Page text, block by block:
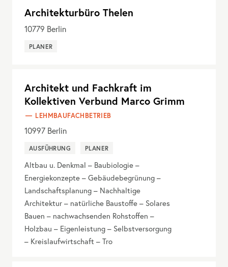
Architekturbüro Thelen
10779 Berlin
PLANER
Architekt und Fachkraft im
Kollektiven Verbund Marco Grimm
LEHMBAUFACHBETRIEB
10997 Berlin
AUSFÜHRUNG PLANER
Altbau u. Denkmal – Baubiologie –
Energiekonzepte – Gebäudebegrünung –
Landschaftsplanung – Nachhaltige
Architektur – natürliche Baustoffe – Solares
Bauen – nachwachsenden Rohstoffen –
Holzbau – Eigenleistung – Selbstversorgung
– Kreislaufwirtschaft – Tro